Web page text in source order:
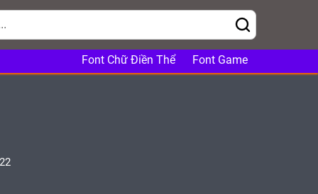
Font Chữ Điền Thể Font Game